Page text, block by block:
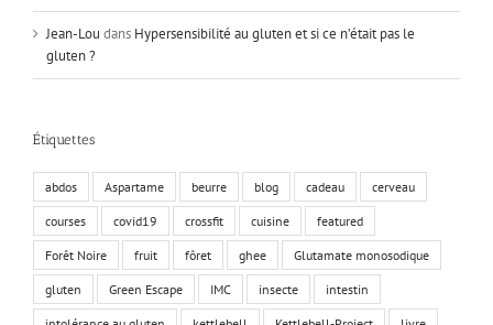
Jean-Lou dans Hypersensibilité au gluten et si ce n’était pas le
gluten ?
Étiquettes
abdos Aspartame beurre blog cadeau cerveau
courses covid19 crossfit cuisine featured
Forêt Noire fruit fôret ghee Glutamate monosodique
gluten Green Escape IMC insecte intestin